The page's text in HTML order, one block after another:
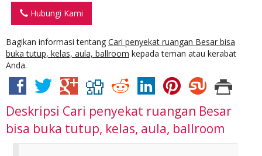
Hubungi Kami
Bagikan informasi tentang Cari penyekat ruangan Besar bisa
buka tutup, kelas, aula, ballroom kepada teman atau kerabat
Anda.
Deskripsi Cari penyekat ruangan Besar
bisa buka tutup, kelas, aula, ballroom